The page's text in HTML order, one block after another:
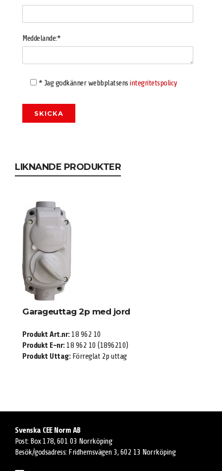
Meddelande:*
* Jag godkänner webbplatsens integritetspolicy
LIKNANDE PRODUKTER
Garageuttag 2p med jord
Produkt Art.nr:18 962 10
Produkt E-nr:18 962 10 (1896210)
Produkt Uttag:Förreglat 2p uttag
Svenska CEE Norm AB
Post: Box 178, 601 03 Norrköping
Besök/godsadress: Fridhemsvägen 3, 602 13 Norrköping